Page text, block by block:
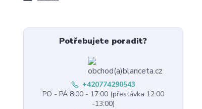
Potřebujete poradit?
+420774290543
PO - PÁ 8:00 - 17:00 (přestávka 12:00
-13:00)